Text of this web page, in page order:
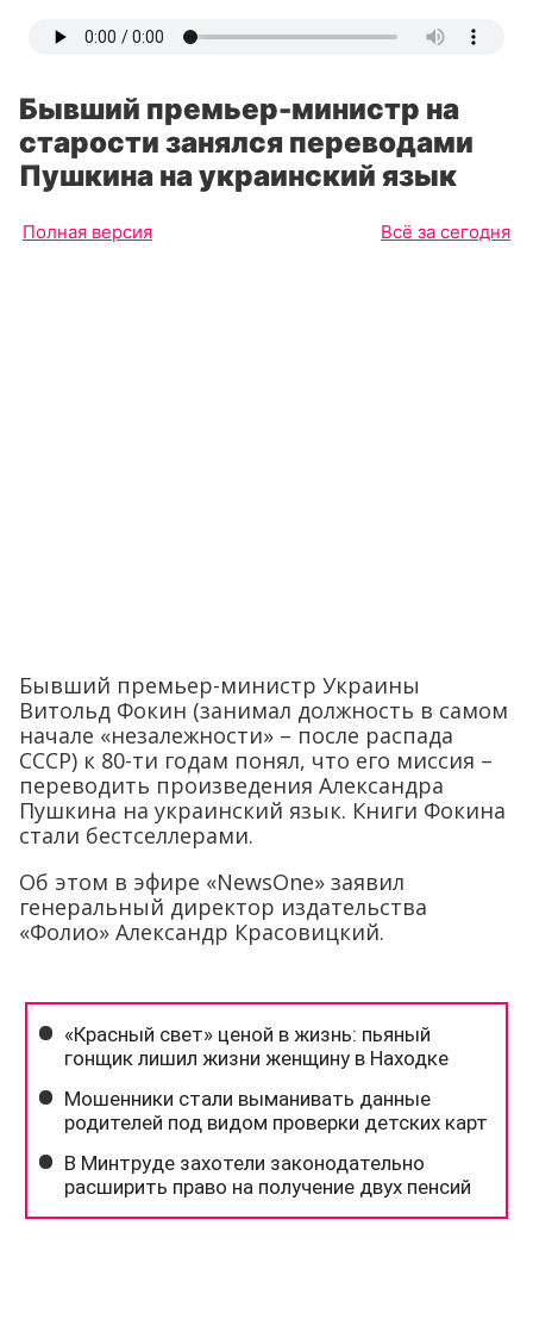
Бывший премьер-министр на
старости занялся переводами
Пушкина на украинский язык
Полная версия Всё за сегодня
Бывший премьер-министр Украины
Витольд Фокин (занимал должность в самом
начале «незалежности» – после распада
СССР) к 80-ти годам понял, что его миссия –
переводить произведения Александра
Пушкина на украинский язык. Книги Фокина
стали бестселлерами.
Об этом в эфире «NewsOne» заявил
генеральный директор издательства
«Фолио» Александр Красовицкий.